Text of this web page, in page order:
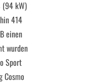
(94 kW)
414
einen
wurden
Sport
Cosmo